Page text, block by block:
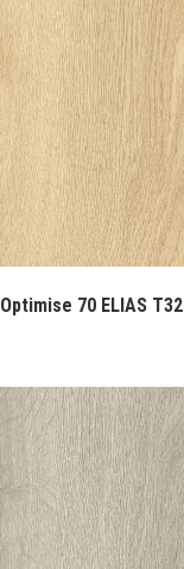
Optimise 70 ELIAS T32